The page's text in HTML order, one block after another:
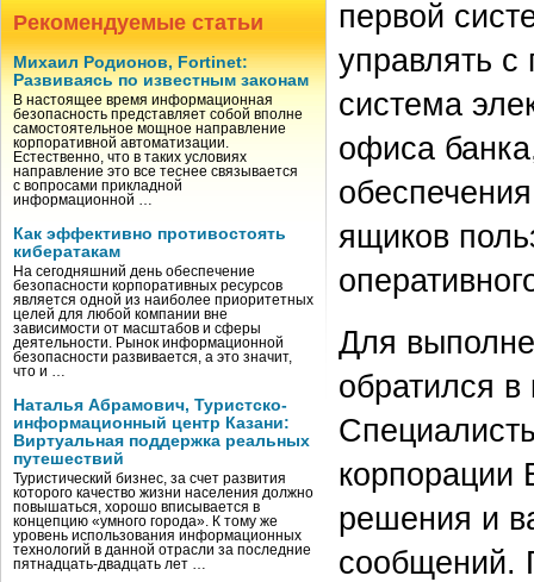
Рекомендуемые статьи
Михаил Родионов, Fortinet:
Развиваясь по известным законам
В настоящее время информационная
безопасность представляет собой вполне
самостоятельное мощное направление
корпоративной автоматизации.
Естественно, что в таких условиях
направление это все теснее связывается
с вопросами прикладной
информационной …
Как эффективно противостоять
кибератакам
На сегодняшний день обеспечение
безопасности корпоративных ресурсов
является одной из наиболее приоритетных
целей для любой компании вне
зависимости от масштабов и сферы
деятельности. Рынок информационной
безопасности развивается, а это значит,
что и …
Наталья Абрамович, Туристско-
информационный центр Казани:
Виртуальная поддержка реальных
путешествий
Туристический бизнес, за счет развития
которого качество жизни населения должно
повышаться, хорошо вписывается в
концепцию «умного города». К тому же
уровень использования информационных
технологий в данной отрасли за последние
пятнадцать-двадцать лет …
первой
управлять
система
офиса
ящиков
Для
обратился
корпорации
решения и
сообщений.